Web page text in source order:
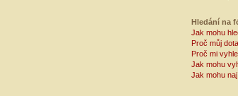
Hledání na
Jak mohu
Proč můj
Proč mi
Jak mohu
Jak mohu